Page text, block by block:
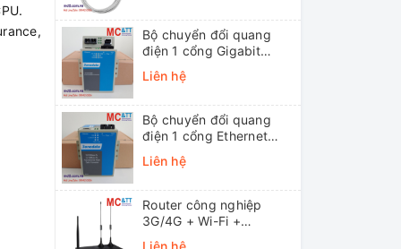
Bộ chuyển đổi quang
điện 1 cổng Gigabit
Ethernet 3Onedata
MODEL3012-S-SC-
mode, SC, 20KM)
Liên hệ
Bộ chuyển đổi quang
điện 1 cổng Ethernet
3onedata MODEL1100-
S-SC-20KM (Dual fiber,
Liên hệ
Router công nghiệp
3G/4G + Wi-Fi +
APN/VPN Four-Faith